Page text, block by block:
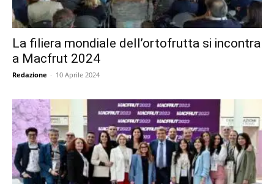
La filiera mondiale dell’ortofrutta si incontra
a Macfrut 2024
Redazione - 10 Aprile 2024